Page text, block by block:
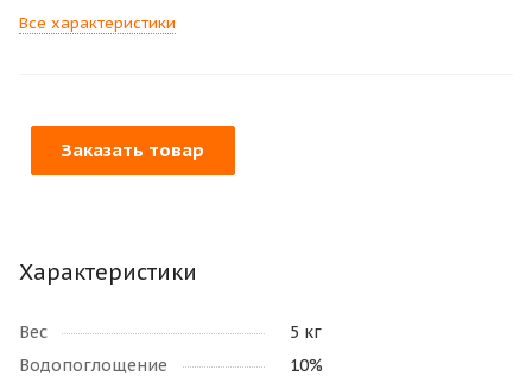
Все характеристики
Заказать товар
Характеристики
Вес
5 кг
Водопоглощение
10%